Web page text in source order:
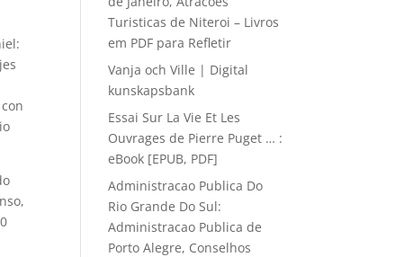
Turisticas de Niteroi – Livros
em PDF para Refletir
Vanja och Ville | Digital
kunskapsbank
Essai Sur La Vie Et Les
Ouvrages de Pierre Puget … :
eBook [EPUB, PDF]
Administracao Publica Do
Rio Grande Do Sul:
Administracao Publica de
Porto Alegre, Conselhos